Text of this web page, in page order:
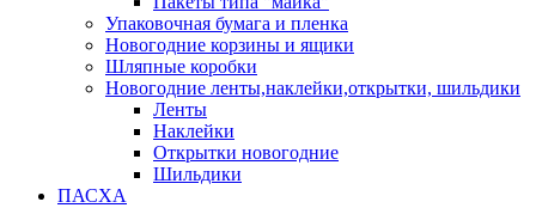
Упаковочная бумага и пленка
Новогодние корзины и ящики
Шляпные коробки
Новогодние ленты,наклейки,открытки, шильдики
Ленты
Наклейки
Открытки новогодние
Шильдики
ПАСХА